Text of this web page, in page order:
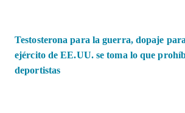
Testosterona para la guerra, dopaje
ejército de EE.UU. se toma lo que
deportistas